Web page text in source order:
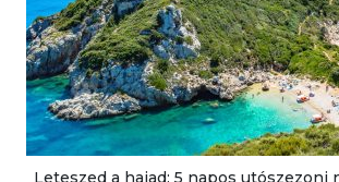
Leteszed a hajad: 5 napos utószezoni